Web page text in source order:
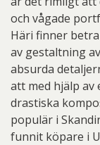
och vågade
Häri finner
av gestaltning
absurda
att med hjälp
drastiska
populär i
funnit köpare i